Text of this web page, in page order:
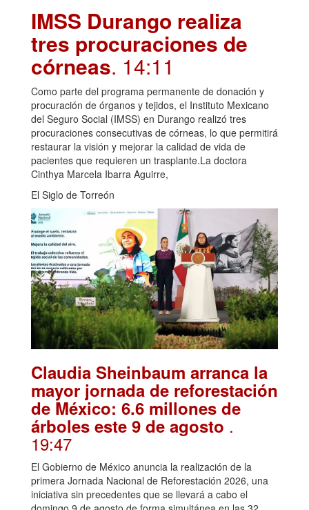
IMSS Durango realiza
tres procuraciones de
córneas. 14:11
Como parte del programa permanente de donación y
procuración de órganos y tejidos, el Instituto Mexicano
del Seguro Social (IMSS) en Durango realizó tres
procuraciones consecutivas de córneas, lo que permitirá
restaurar la visión y mejorar la calidad de vida de
pacientes que requieren un trasplante.La doctora
Cinthya Marcela Ibarra Aguirre,
El Siglo de Torreón
Claudia Sheinbaum arranca la
mayor jornada de reforestación
de México: 6.6 millones de
árboles este 9 de agosto .
19:47
El Gobierno de México anuncia la realización de la
primera Jornada Nacional de Reforestación 2026, una
iniciativa sin precedentes que se llevará a cabo el